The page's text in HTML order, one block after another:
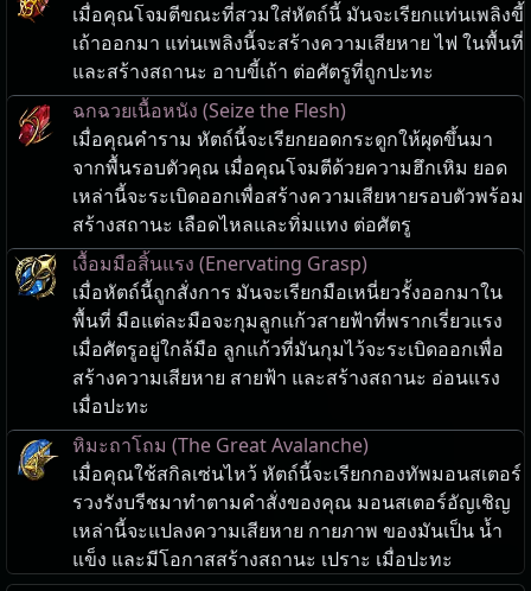
เมื่อคุณโจมตีขณะที่สวมใส่หัตถ์นี้ มันจะเรียกแท่นเพลิงขี้
เถ้าออกมา แท่นเพลิงนี้จะสร้างความเสียหาย ไฟ ในพื้นที่
และสร้างสถานะ อาบขี้เถ้า ต่อศัตรูที่ถูกปะทะ
ฉกฉวยเนื้อหนัง (Seize the Flesh)
เมื่อคุณคำราม หัตถ์นี้จะเรียกยอดกระดูกให้ผุดขึ้นมา
จากพื้นรอบตัวคุณ เมื่อคุณโจมตีด้วยความฮึกเหิม ยอด
เหล่านี้จะระเบิดออกเพื่อสร้างความเสียหายรอบตัวพร้อม
สร้างสถานะ เลือดไหลและทิ่มแทง ต่อศัตรู
เงื้อมมือสิ้นแรง (Enervating Grasp)
เมื่อหัตถ์นี้ถูกสั่งการ มันจะเรียกมือเหนี่ยวรั้งออกมาใน
พื้นที่ มือแต่ละมือจะกุมลูกแก้วสายฟ้าที่พรากเรี่ยวแรง
เมื่อศัตรูอยู่ใกล้มือ ลูกแก้วที่มันกุมไว้จะระเบิดออกเพื่อ
สร้างความเสียหาย สายฟ้า และสร้างสถานะ อ่อนแรง
เมื่อปะทะ
หิมะถาโถม (The Great Avalanche)
เมื่อคุณใช้สกิลเซ่นไหว้ หัตถ์นี้จะเรียกกองทัพมอนสเตอร์
รวงรังบรีชมาทำตามคำสั่งของคุณ มอนสเตอร์อัญเชิญ
เหล่านี้จะแปลงความเสียหาย กายภาพ ของมันเป็น น้ำ
แข็ง และมีโอกาสสร้างสถานะ เปราะ เมื่อปะทะ